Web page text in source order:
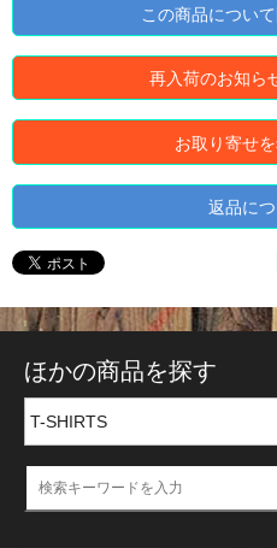
この商品につい
再入荷のお知ら
お取り寄せ
返品に
ほかの商品を探す